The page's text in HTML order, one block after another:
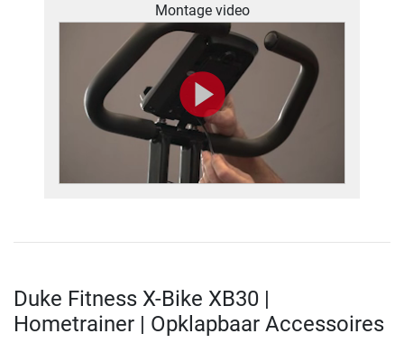
Montage video
Duke Fitness X-Bike XB30 |
Hometrainer | Opklapbaar Accessoires